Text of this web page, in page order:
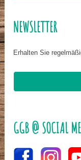
NEWSLETTER
Erhalten Sie
GGB @ SOCIAL